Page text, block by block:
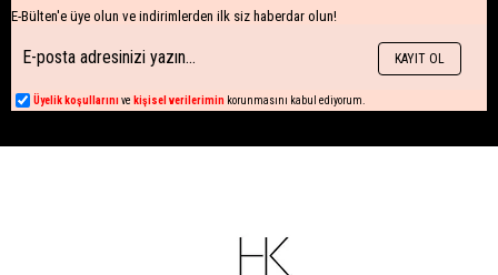
E-Bülten'e üye olun ve indirimlerden ilk siz haberdar olun!
KAYIT OL
Üyelik koşullarını ve kişisel verilerimin korunmasını kabul ediyorum.